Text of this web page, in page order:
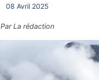
08 Avril 2025
ParLa rédaction